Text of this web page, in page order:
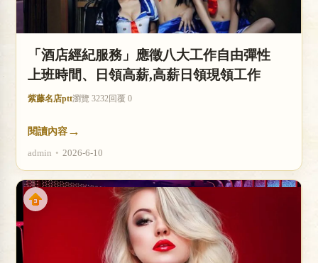
「酒店經紀服務」應徵八大工作自由彈性
上班時間、日領高薪,高薪日領現領工作
紫藤名店ptt瀏覽 3232回覆 0
閱讀內容 →
admin • 2026-6-10